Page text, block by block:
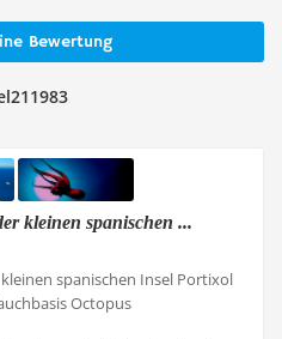
Bewertung
kleinen spanischen ...
spanischen Insel Portixol
Octopus